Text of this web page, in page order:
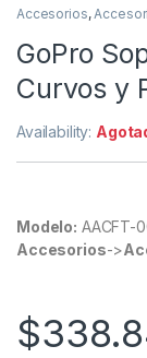
Accesorios,
GoPro
Curvos y
Availability:
Modelo: AACFT-
Accesorios->
$